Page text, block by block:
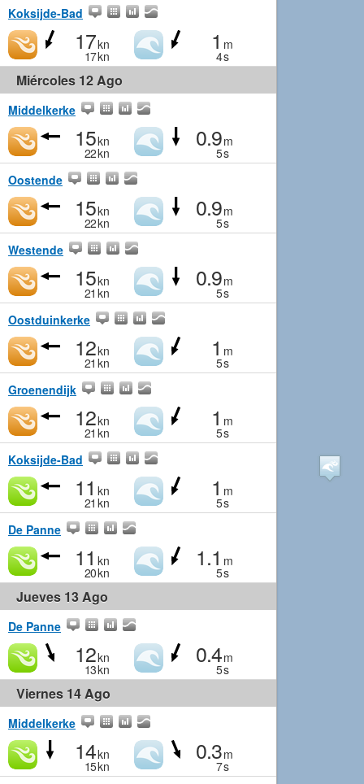
Koksijde-Bad
17kn
17kn
1 m
4s
Miércoles 12 Ago
Middelkerke
15kn
22kn
0.9m
5s
Oostende
15kn
22kn
0.9m
5s
Westende
15kn
21 kn
0.9m
5s
Oostduinkerke
12kn
21 kn
1 m
5s
Groenendijk
12kn
21 kn
1 m
5s
Koksijde-Bad
11 kn
21 kn
1 m
5s
De Panne
11 kn
20kn
1.1 m
5s
Jueves 13 Ago
De Panne
12kn
13kn
0.4m
5s
Viernes 14 Ago
Middelkerke
14kn
15kn
0.3m
7s